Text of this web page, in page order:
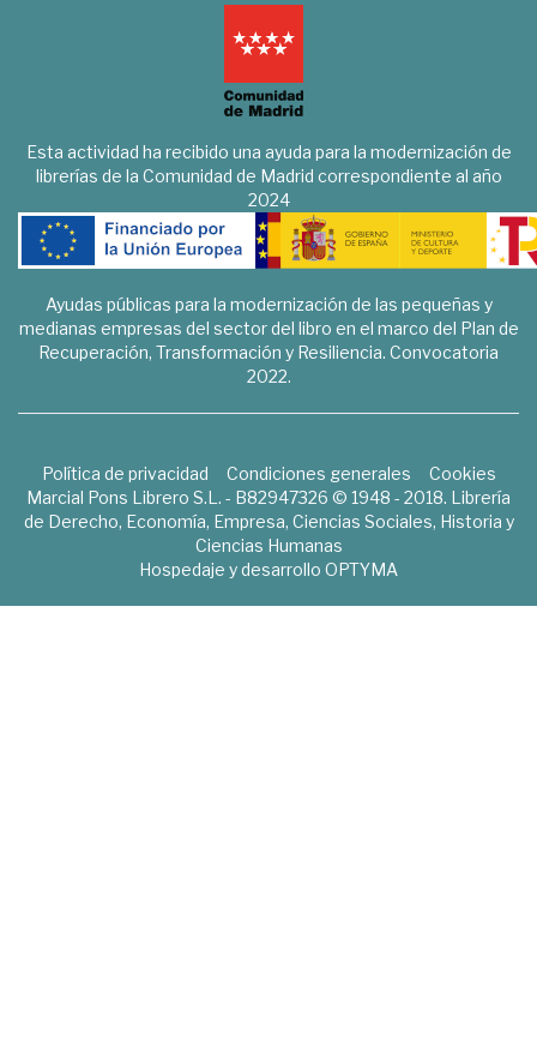
Esta actividad ha recibido una ayuda para la modernización de
librerías de la Comunidad de Madrid correspondiente al año
2024
Ayudas públicas para la modernización de las pequeñas y
medianas empresas del sector del libro en el marco del Plan de
Recuperación, Transformación y Resiliencia. Convocatoria
2022.
Política de privacidad Condiciones generales
Cookies
Marcial Pons Librero S.L. - B82947326 © 1948 - 2018. Librería
de Derecho, Economía, Empresa, Ciencias Sociales, Historia y
Ciencias Humanas
Hospedaje y desarrollo OPTYMA